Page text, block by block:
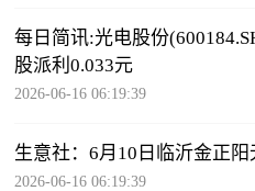
每日简讯:光电股份
股派利0.033元
2026-06-16 06:19:39
生意社：6月10日临沂金正
2026-06-16 06:19:39